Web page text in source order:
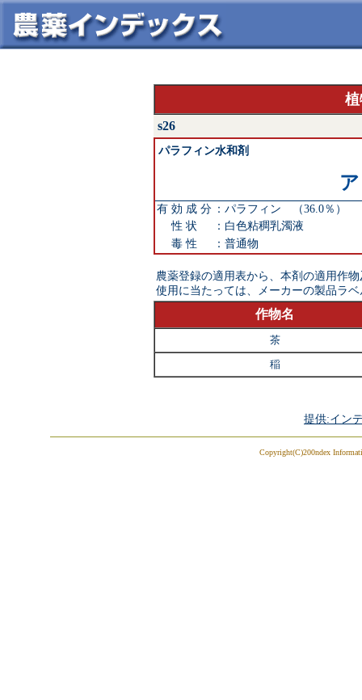
s26
パラフィン水和剤
有 効 成 分 ： パラフィン （36.0％）
性 状
： 白色粘稠乳濁液
毒 性
： 普通物
農薬登録の適用表から、本剤の適用作
使用に当たっては、メーカーの製品ラ
作物名
茶
稲
提供:イン
Copyright(C)200ndex